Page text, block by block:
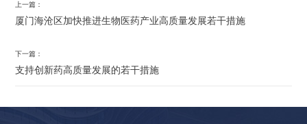
上一篇：
厦门海沧区加快推进生物医药产业高质量发展若干措施
下一篇：
支持创新药高质量发展的若干措施